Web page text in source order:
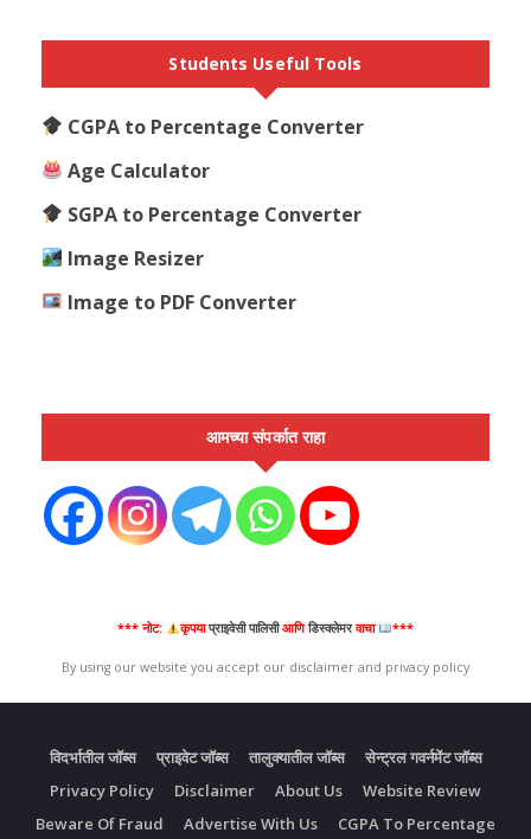
Students Useful Tools
CGPA to Percentage Converter
Age Calculator
SGPA to Percentage Converter
Image Resizer
Image to PDF Converter
आमच्या संपर्कात राहा
*** नोट: कृपयाप्राइवेसी पालिसीआणिडिस्क्लेमर वाचा ***
By using our website you accept our disclaimer and privacy policy
विदर्भातील जॉब्स प्राइवेट जॉब्स तालुक्यातील जॉब्स
सेन्ट्रल गवर्नमेंट जॉब्स
Privacy Policy
Disclaimer About Us
Website Review
Beware Of Fraud
Advertise With Us CGPA To Percentage